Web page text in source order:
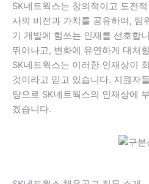
SK네트웍스는 창의적이고 도전
사의 비전과 가치를 공유하며, 팀
기 개발에 힘쓰는 인재를 선호합
뛰어나고, 변화에 유연하게 대처
SK네트웍스는 이러한 인재상이
것이라고 믿고 있습니다. 지원자
탕으로 SK네트웍스의 인재상에
겠습니다.